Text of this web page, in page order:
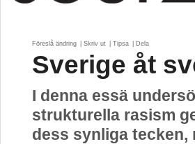
Föreslå ändring Skriv ut Tipsa Dela
Sverige åt
I denna essä
strukturella rasism
dess synliga tecken,